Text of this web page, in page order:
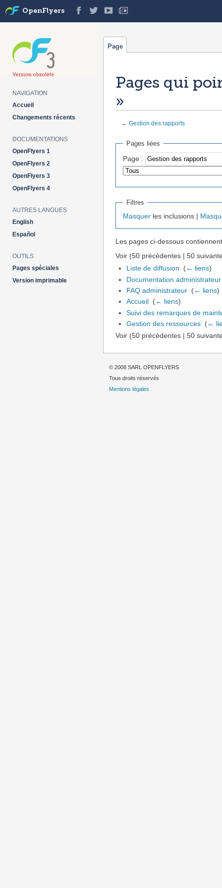
Pages qui
»
← Gestion des rapports
Pages liées
Page :
Filtres
Masquer les inclusions |
Les pages ci-dessous
Voir (50 précédentes | 50
Liste de diffusion
(← liens)
Documentation administrateur
FAQ administrateur (← liens)
Accueil (← liens)
Suivi des remarques de
Gestion des ressources (←
Voir (50 précédentes | 50
Page
OpenFlyers
NAVIGATION
Accueil
Changements récents
DOCUMENTATIONS
OpenFlyers 1
OpenFlyers 2
OpenFlyers 3
OpenFlyers 4
AUTRES LANGUES
English
Español
OUTILS
Pages spéciales
Version imprimable
© 2008 SARL OPENFLYERS
Tous droits réservés
Mentions légales